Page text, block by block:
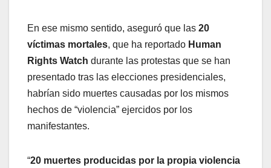
En ese mismo sentido, aseguró que las 20
víctimas mortales, que ha reportado Human
Rights Watch durante las protestas que se han
presentado tras las elecciones presidenciales,
habrían sido muertes causadas por los mismos
hechos de “violencia” ejercidos por los
manifestantes.
“20 muertes producidas por la propia violencia